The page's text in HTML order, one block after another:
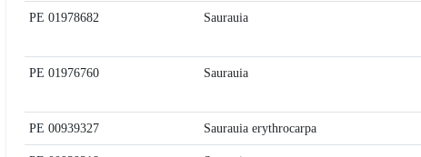
PE 01978682 Saurauia
PE 01976760 Saurauia
PE 00939327 Saurauia erythrocarpa